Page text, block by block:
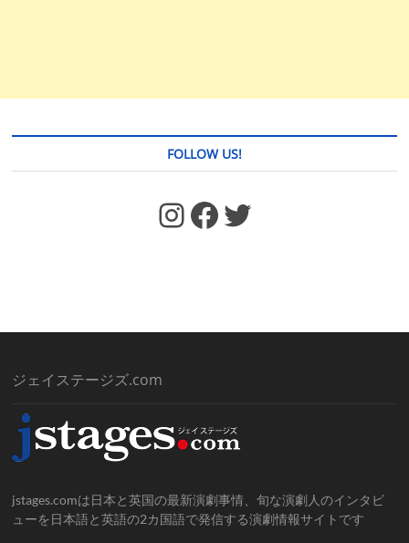
FOLLOW US!
https://www.facebook.com/jstages/ Facebook Twitter
ジェイステージズ.com
jstages.comは日本と英国の最新演劇事情、旬な演劇人のインタビ
ューを日本語と英語の2カ国語で発信する演劇情報サイトです